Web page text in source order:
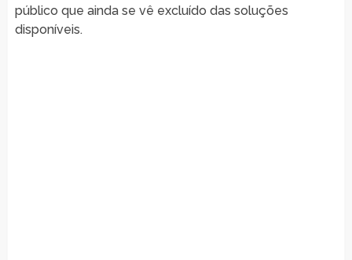
público que ainda se vê excluído das soluções
disponíveis.